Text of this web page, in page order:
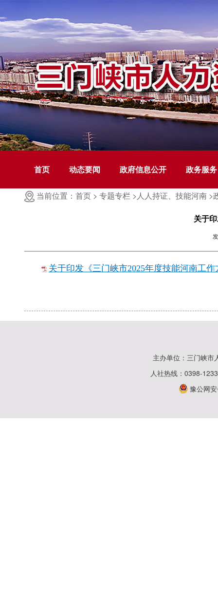
首页 动态要闻 政府信息公开 政务服务
当前位置：首页 > 专题专栏 > 人人持证、技能河南 >
关于
关于印发《三门峡市2025年度技能河南工
主办单位：三门峡
人社热线：0398-
豫公网